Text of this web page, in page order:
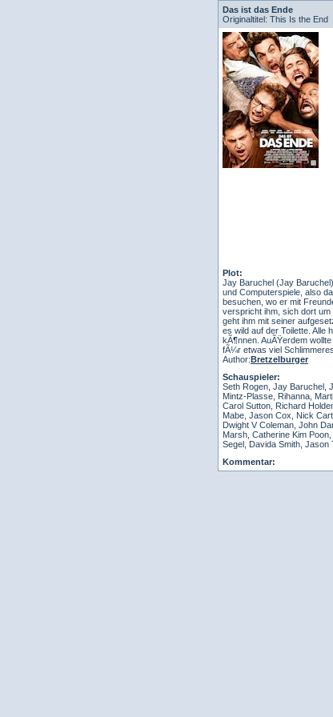
Das ist das Ende
Originaltitel: This Is the End
Plot:
Jay Baruchel (Jay
und Computerspiele, also
besuchen, wo er mit
verspricht ihm, sich dort
geht ihm mit seiner
es wild auf der Toilette. Alle
kÃ¶nnen. AuÃŸerdem
fÃ¼r etwas viel Schlimmeres
Author:Bretzelburger
Schauspieler:
Seth Rogen, Jay Baruchel,
Mintz-Plasse, Rihanna,
Carol Sutton, Richard
Mabe, Jason Cox, Nick
Dwight V Coleman, John
Marsh, Catherine Kim
Segel, Davida Smith,
Kommentar: